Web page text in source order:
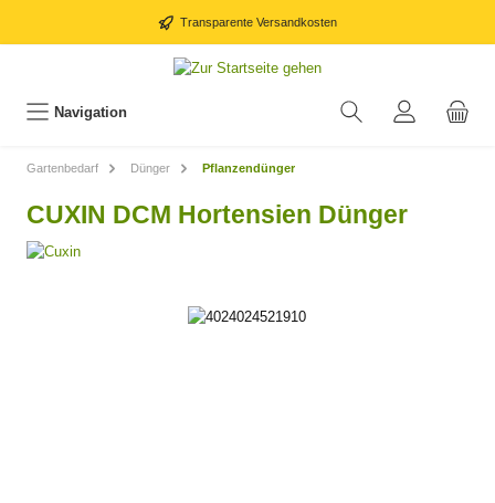
Transparente Versandkosten
Navigation
Gartenbedarf Dünger Pflanzendünger
CUXIN DCM Hortensien Dünger